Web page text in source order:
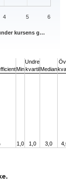
kursens g…
4 5 6
Min
Undre
kvartilMedian
1,0 1,0 3,0